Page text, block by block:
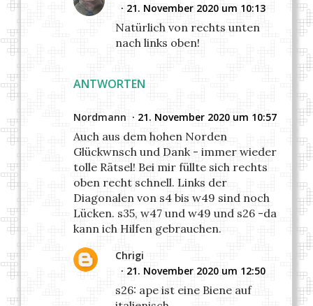
ANTWORTEN
21. November 2020 um 10:13
Natürlich von rechts unten
nach links oben!
Nordmann 21. November 2020 um 10:57
Auch aus dem hohen Norden
Glückwnsch und Dank - immer wieder
tolle Rätsel! Bei mir füllte sich rechts
oben recht schnell. Links der
Diagonalen von s4 bis w49 sind noch
Lücken. s35, w47 und w49 und s26 -da
kann ich Hilfen gebrauchen.
Chrigi
21. November 2020 um 12:50
s26: ape ist eine Biene auf